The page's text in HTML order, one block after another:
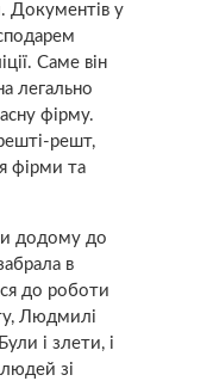
Документів у
Саме він
легально
фірму.
решт,
фірми та
додому до
в
до роботи
Людмилі
і злети, і
зі